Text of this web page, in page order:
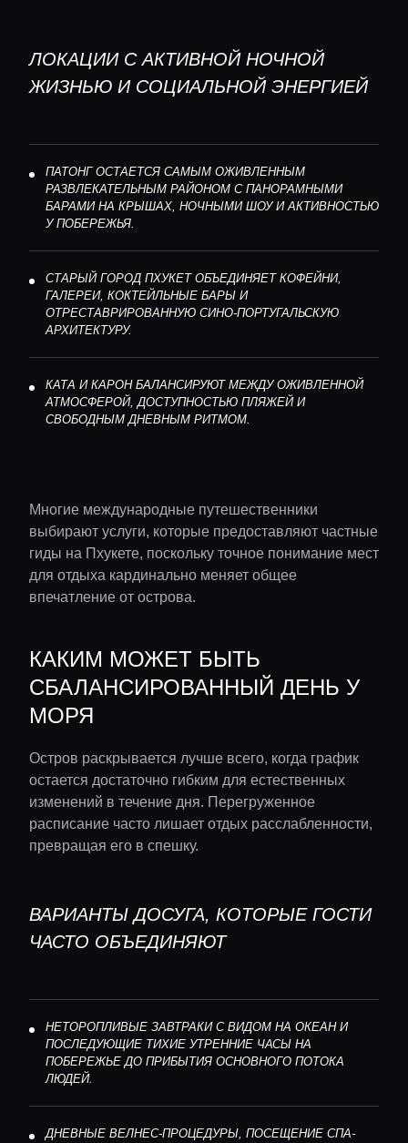
ЛОКАЦИИ С АКТИВНОЙ НОЧНОЙ
ЖИЗНЬЮ И СОЦИАЛЬНОЙ ЭНЕРГИЕЙ
ПАТОНГ ОСТАЕТСЯ САМЫМ ОЖИВЛЕННЫМ
РАЗВЛЕКАТЕЛЬНЫМ РАЙОНОМ С ПАНОРАМНЫМИ
БАРАМИ НА КРЫШАХ, НОЧНЫМИ ШОУ И АКТИВНОСТЬЮ
У ПОБЕРЕЖЬЯ.
СТАРЫЙ ГОРОД ПХУКЕТ ОБЪЕДИНЯЕТ КОФЕЙНИ,
ГАЛЕРЕИ, КОКТЕЙЛЬНЫЕ БАРЫ И
ОТРЕСТАВРИРОВАННУЮ СИНО-ПОРТУГАЛЬСКУЮ
АРХИТЕКТУРУ.
КАТА И КАРОН БАЛАНСИРУЮТ МЕЖДУ ОЖИВЛЕННОЙ
АТМОСФЕРОЙ, ДОСТУПНОСТЬЮ ПЛЯЖЕЙ И
СВОБОДНЫМ ДНЕВНЫМ РИТМОМ.
Многие международные путешественники
выбирают услуги, которые предоставляют частные
гиды на Пхукете, поскольку точное понимание мест
для отдыха кардинально меняет общее
впечатление от острова.
КАКИМ МОЖЕТ БЫТЬ
СБАЛАНСИРОВАННЫЙ ДЕНЬ У
МОРЯ
Остров раскрывается лучше всего, когда график
остается достаточно гибким для естественных
изменений в течение дня. Перегруженное
расписание часто лишает отдых расслабленности,
превращая его в спешку.
ВАРИАНТЫ ДОСУГА, КОТОРЫЕ ГОСТИ
ЧАСТО ОБЪЕДИНЯЮТ
НЕТОРОПЛИВЫЕ ЗАВТРАКИ С ВИДОМ НА ОКЕАН И
ПОСЛЕДУЮЩИЕ ТИХИЕ УТРЕННИЕ ЧАСЫ НА
ПОБЕРЕЖЬЕ ДО ПРИБЫТИЯ ОСНОВНОГО ПОТОКА
ЛЮДЕЙ.
ДНЕВНЫЕ ВЕЛНЕС-ПРОЦЕДУРЫ, ПОСЕЩЕНИЕ СПА-